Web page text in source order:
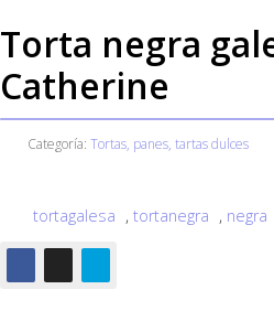
Torta negra
Catherine
Categoría: Tortas, panes, tartas dulces
tortagalesa , tortanegra , negra